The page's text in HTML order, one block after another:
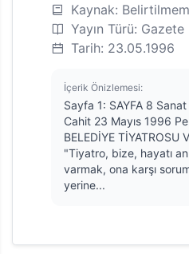
Kaynak:
Yayın Türü: Gazete
Tarih: 23.05.1996
İçerik Önizlemesi:
Sayfa 1: SAYFA 8
Cahit 23 Mayıs 1996
BELEDİYE TİYATROSU
"Tiyatro, bize, hayatı
varmak, ona karşı
yerine...